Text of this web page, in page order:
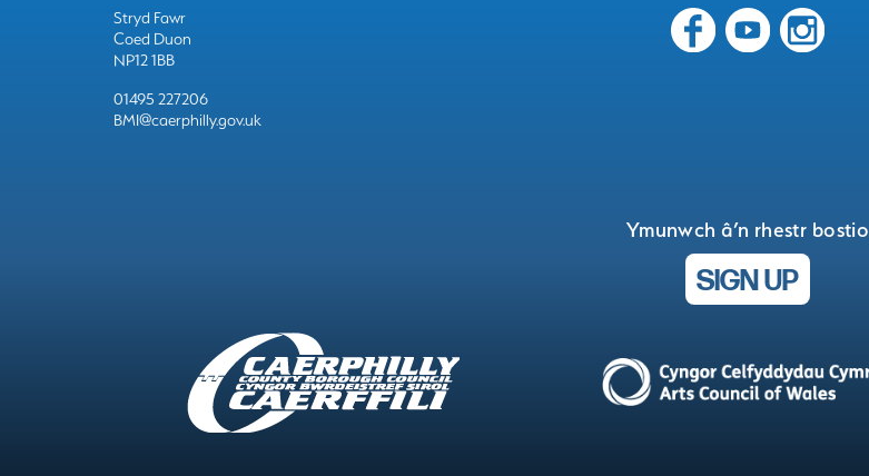
Stryd Fawr
Coed Duon
NP12 1BB
01495 227206
BMI@caerphilly.gov.uk
Ymunwch â’n rhestr bostio
SIGN UP